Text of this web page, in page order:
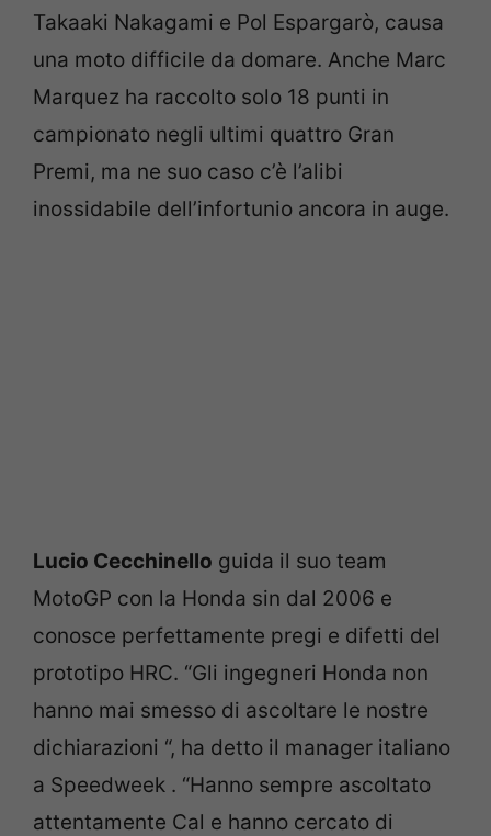
Takaaki Nakagami e Pol Espargarò, causa
una moto difficile da domare. Anche Marc
Marquez ha raccolto solo 18 punti in
campionato negli ultimi quattro Gran
Premi, ma ne suo caso c’è l’alibi
inossidabile dell’infortunio ancora in auge.
Lucio Cecchinello guida il suo team
MotoGP con la Honda sin dal 2006 e
conosce perfettamente pregi e difetti del
prototipo HRC. “Gli ingegneri Honda non
hanno mai smesso di ascoltare le nostre
dichiarazioni “, ha detto il manager italiano
a Speedweek . “Hanno sempre ascoltato
attentamente Cal e hanno cercato di